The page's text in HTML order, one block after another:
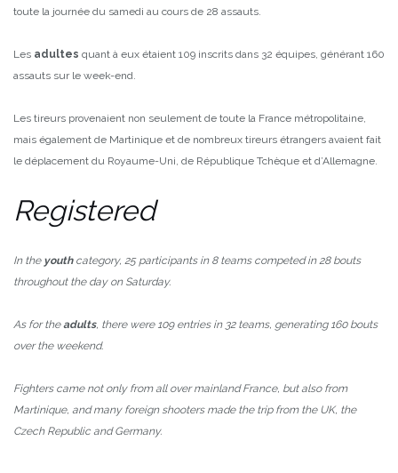
toute la journée du samedi au cours de 28 assauts.
Les adultes quant à eux étaient 109 inscrits dans 32 équipes, générant 160
assauts sur le week-end.
Les tireurs provenaient non seulement de toute la France métropolitaine,
mais également de Martinique et de nombreux tireurs étrangers avaient fait
le déplacement du Royaume-Uni, de République Tchèque et d’Allemagne.
Registered
In the youth category, 25 participants in 8 teams competed in 28 bouts
throughout the day on Saturday.
As for theadults, there were 109 entries in 32 teams, generating 160 bouts
over the weekend.
Fighters came not only from all over mainland France, but also from
Martinique, and many foreign shooters made the trip from the UK, the
Czech Republic and Germany.